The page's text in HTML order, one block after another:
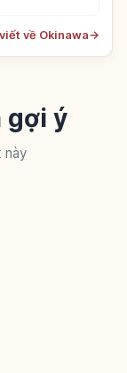
về Okinawa→
gợi ý
này